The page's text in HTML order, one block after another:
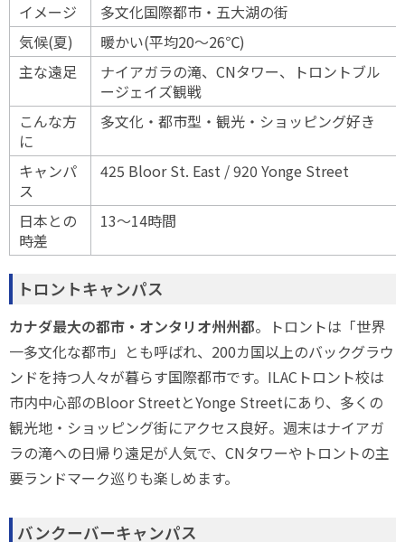
イメージ
多文化国際都市・五大湖の街
気候(夏)
暖かい(平均20〜26℃)
主な遠足
ナイアガラの滝、CNタワー、トロントブル
ージェイズ観戦
こんな方
に
多文化・都市型・観光・ショッピング好き
キャンパ
ス
425 Bloor St. East / 920 Yonge Street
日本との
時差
13〜14時間
トロントキャンパス
カナダ最大の都市・オンタリオ州州都。トロントは「世界
一多文化な都市」とも呼ばれ、200カ国以上のバックグラウ
ンドを持つ人々が暮らす国際都市です。ILACトロント校は
市内中心部のBloor StreetとYonge Streetにあり、多くの
観光地・ショッピング街にアクセス良好。週末はナイアガ
ラの滝への日帰り遠足が人気で、CNタワーやトロントの主
要ランドマーク巡りも楽しめます。
バンクーバーキャンパス